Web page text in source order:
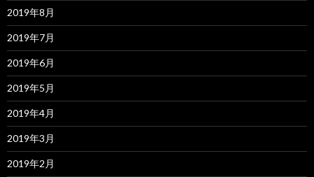
2019年8月
2019年7月
2019年6月
2019年5月
2019年4月
2019年3月
2019年2月